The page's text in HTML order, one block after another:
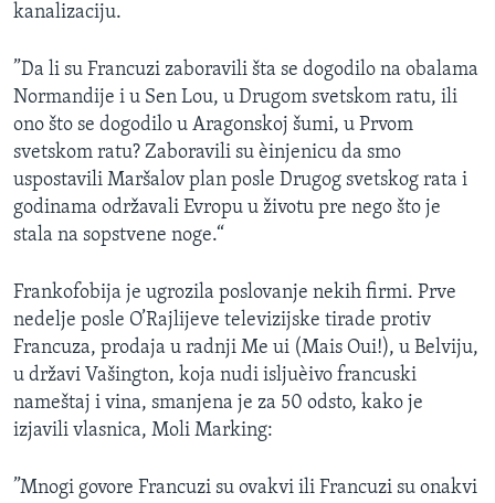
kanalizaciju.
”Da li su Francuzi zaboravili šta se dogodilo na obalama
Normandije i u Sen Lou, u Drugom svetskom ratu, ili
ono što se dogodilo u Aragonskoj šumi, u Prvom
svetskom ratu? Zaboravili su èinjenicu da smo
uspostavili Maršalov plan posle Drugog svetskog rata i
godinama održavali Evropu u životu pre nego što je
stala na sopstvene noge.“
Frankofobija je ugrozila poslovanje nekih firmi. Prve
nedelje posle O’Rajlijeve televizijske tirade protiv
Francuza, prodaja u radnji Me ui (Mais Oui!), u Belviju,
u državi Vašington, koja nudi isljuèivo francuski
nameštaj i vina, smanjena je za 50 odsto, kako je
izjavili vlasnica, Moli Marking:
”Mnogi govore Francuzi su ovakvi ili Francuzi su onakvi